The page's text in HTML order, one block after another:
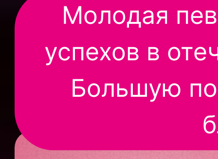
Молодая
успехов в
Большую